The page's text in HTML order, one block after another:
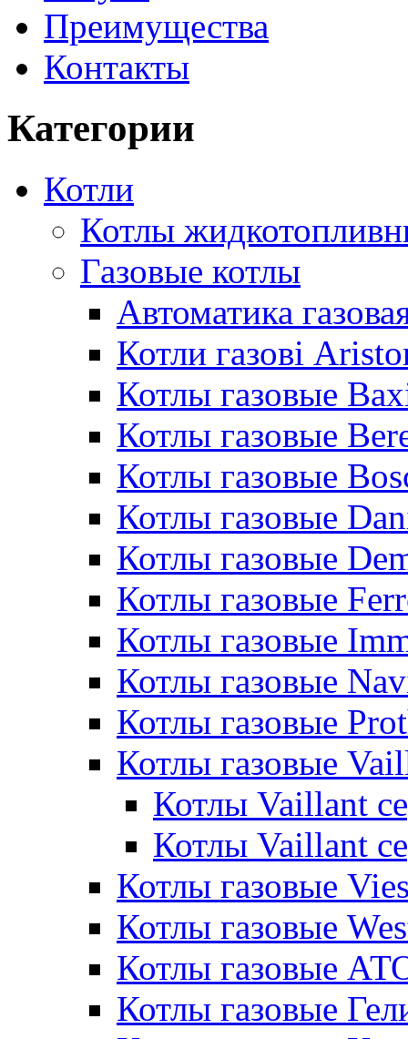
Преимущества
Контакты
Категории
Котли
Котлы
Газовые котлы
Автоматика
Котли газові
Котлы газовые
Котлы газовые
Котлы газовые
Котлы газовые
Котлы газовые
Котлы газовые
Котлы газовые
Котлы газовые
Котлы газовые
Котлы газовые
Котлы Vaillant
Котлы Vaillant
Котлы газовые
Котлы газовые
Котлы газовые
Котлы газовые